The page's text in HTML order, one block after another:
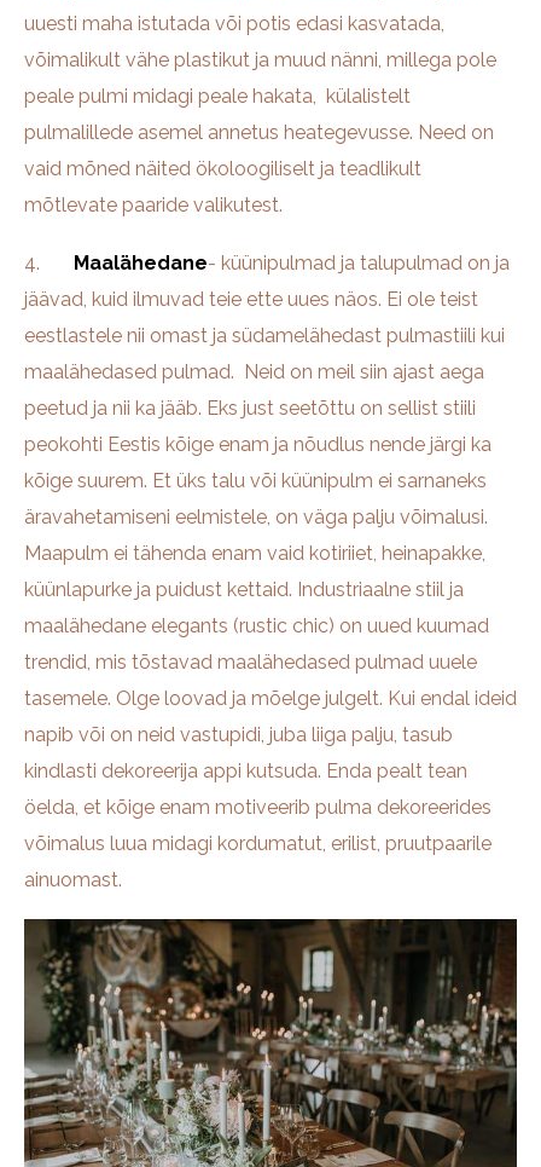
uuesti maha istutada või potis edasi kasvatada,
võimalikult vähe plastikut ja muud nänni, millega pole
peale pulmi midagi peale hakata, külalistelt
pulmalillede asemel annetus heategevusse. Need on
vaid mõned näited ökoloogiliselt ja teadlikult
mõtlevate paaride valikutest.
4. Maalähedane- küünipulmad ja talupulmad on ja
jäävad, kuid ilmuvad teie ette uues näos. Ei ole teist
eestlastele nii omast ja südamelähedast pulmastiili kui
maalähedased pulmad. Neid on meil siin ajast aega
peetud ja nii ka jääb. Eks just seetõttu on sellist stiili
peokohti Eestis kõige enam ja nõudlus nende järgi ka
kõige suurem. Et üks talu või küünipulm ei sarnaneks
äravahetamiseni eelmistele, on väga palju võimalusi.
Maapulm ei tähenda enam vaid kotiriiet, heinapakke,
küünlapurke ja puidust kettaid. Industriaalne stiil ja
maalähedane elegants (rustic chic) on uued kuumad
trendid, mis tõstavad maalähedased pulmad uuele
tasemele. Olge loovad ja mõelge julgelt. Kui endal ideid
napib või on neid vastupidi, juba liiga palju, tasub
kindlasti dekoreerija appi kutsuda. Enda pealt tean
öelda, et kõige enam motiveerib pulma dekoreerides
võimalus luua midagi kordumatut, erilist, pruutpaarile
ainuomast.